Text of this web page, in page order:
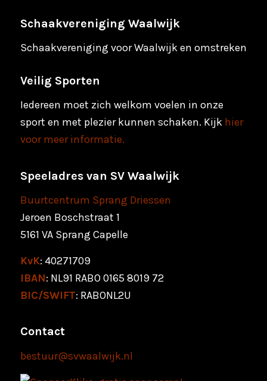
Schaakvereniging Waalwijk
Schaakvereniging voor Waalwijk en omstreken
Veilig Sporten
Iedereen moet zich welkom voelen in onze
sport en met plezier kunnen schaken. Kijk hier
voor meer informatie.
Speeladres van SV Waalwijk
Buurtcentrum Sprang Driessen
Jeroen Boschstraat 1
5161 VA Sprang Capelle
KvK: 40271709
IBAN: NL91 RABO 0165 8019 72
BIC/SWIFT: RABONL2U
Contact
bestuur@svwaalwijk.nl